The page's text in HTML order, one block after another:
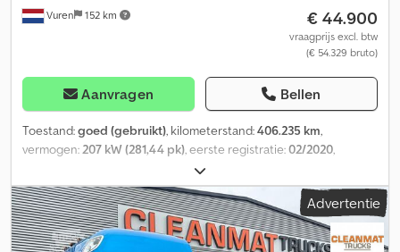
Bedrijfsinformatie = Bank data: Rabobank Account: 39.33.10.655
IBAN: NL73RABO0393310655 Swift code: RABONL2U - Controleer
altijd onze bankgegevens voor transactie! - Reserveren van
aangeboden voertuigen zijn schrijf- en tekstfouten
voorbehouden.
Vuren 152 km € 44.900
vraagprijs excl. btw
(€ 54.329 bruto)
Aanvragen Bellen
Toestand:goed (gebruikt), kilometerstand:406.235 km,
vermogen:207 kW (281,44 pk), eerste registratie:02/2020,
, bandenmaten:
4x2, wielbasis:5.180 mm, brandstof:diesel, kleur:geel,
bestuurderscabine:dagcabine, soort overbrenging:
automatisch, aantal versnellingen:12, emissieklasse:Euro 6
ophanging:staal-lucht , aantal zitplaatsen:2, totale lengte:9.550
Advertentie